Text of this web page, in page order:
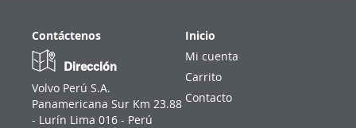
Contáctenos
Dirección
Volvo Perú S.A.
Panamericana Sur Km 23.88
- Lurín Lima 016 - Perú
Inicio
Mi cuenta
Carrito
Contacto